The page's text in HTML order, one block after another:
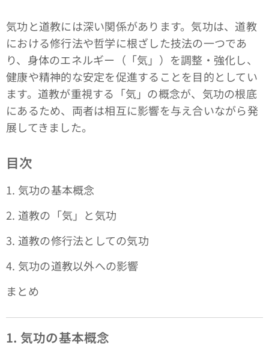
気功と道教には深い関係があります。気功は、道教
における修行法や哲学に根ざした技法の一つであ
り、身体のエネルギー（「気」）を調整・強化し、
健康や精神的な安定を促進することを目的としてい
ます。道教が重視する「気」の概念が、気功の根底
にあるため、両者は相互に影響を与え合いながら発
展してきました。
目次
1. 気功の基本概念
2. 道教の「気」と気功
3. 道教の修行法としての気功
4. 気功の道教以外への影響
まとめ
1. 気功の基本概念